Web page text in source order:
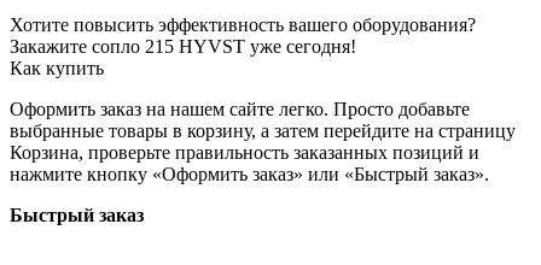
Хотите повысить эффективность вашего оборудования?
Закажите сопло 215 HYVST уже сегодня!
Как купить
Оформить заказ на нашем сайте легко. Просто добавьте
выбранные товары в корзину, а затем перейдите на страницу
Корзина, проверьте правильность заказанных позиций и
нажмите кнопку «Оформить заказ» или «Быстрый заказ».
Быстрый заказ